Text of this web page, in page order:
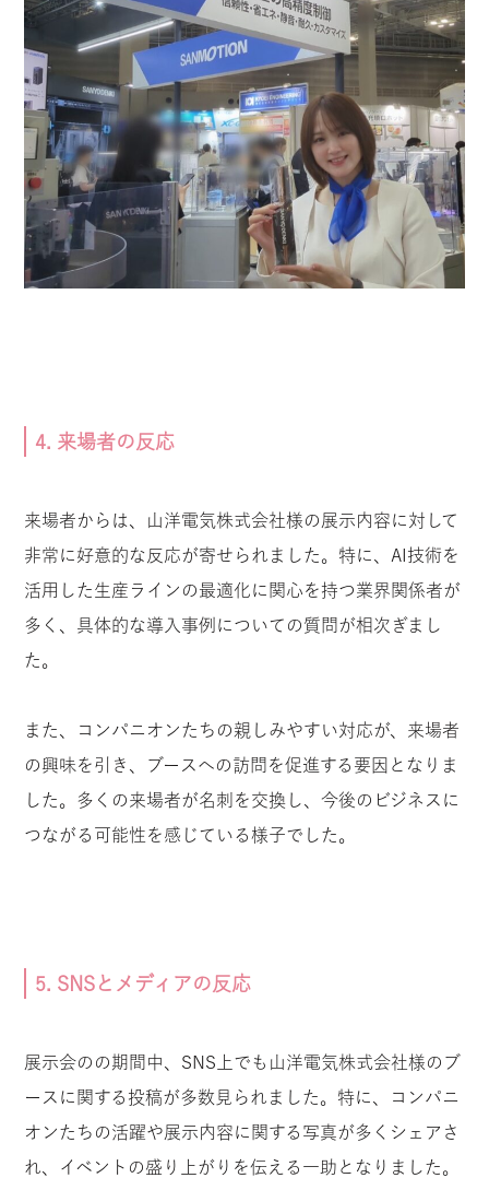
4. 来場者の反応
来場者からは、山洋電気株式会社様の展示内容に対して
非常に好意的な反応が寄せられました。特に、AI技術を
活用した生産ラインの最適化に関心を持つ業界関係者が
多く、具体的な導入事例についての質問が相次ぎまし
た。
また、コンパニオンたちの親しみやすい対応が、来場者
の興味を引き、ブースへの訪問を促進する要因となりま
した。多くの来場者が名刺を交換し、今後のビジネスに
つながる可能性を感じている様子でした。
5. SNSとメディアの反応
展示会のの期間中、SNS上でも山洋電気株式会社様のブ
ースに関する投稿が多数見られました。特に、コンパニ
オンたちの活躍や展示内容に関する写真が多くシェアさ
れ、イベントの盛り上がりを伝える一助となりました。